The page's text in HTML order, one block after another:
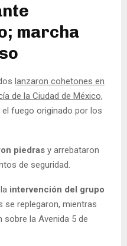
marcha
lanzaron cohetones en
de la Ciudad de México,
fuego originado por los
piedras y arrebataron
de seguridad.
intervención del grupo
se replegaron, mientras
la Avenida 5 de